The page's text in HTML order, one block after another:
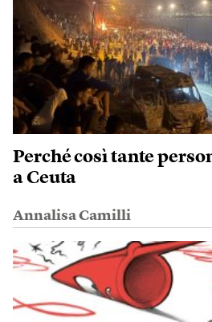
Perché così tante
a Ceuta
Annalisa Camilli